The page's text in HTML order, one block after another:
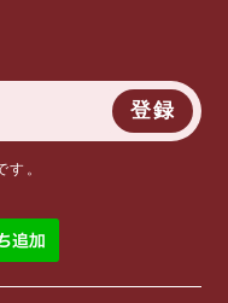
登録
。